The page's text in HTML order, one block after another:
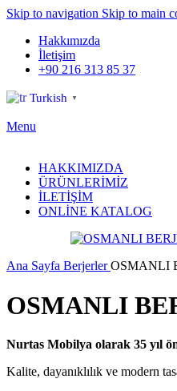
Skip to navigation Skip to main
Hakkımızda
İletişim
+90 216 313 85 37
Turkish ▼
Menu
HAKKIMIZDA
ÜRÜNLERİMİZ
İLETİŞİM
ONLİNE KATALOG
Ana Sayfa BerjerlerOSMANLI
OSMANLI
Nurtas Mobilya olarak 35 yıl
Kalite, dayanıklılık ve modern